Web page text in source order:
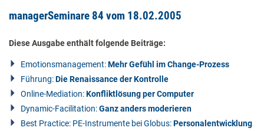
managerSeminare 84 vom 18.02.2005
Diese Ausgabe enthält folgende Beiträge:
Emotionsmanagement:Mehr Gefühl im Change-Prozess
Führung:Die Renaissance der Kontrolle
Online-Mediation:Konfliktlösung per Computer
Dynamic-Facilitation:Ganz anders moderieren
Best Practice: PE-Instrumente bei Globus:Personalentwicklung